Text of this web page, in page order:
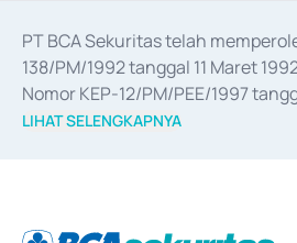
PT BCA Sekuritas telah
138/PM/1992 tanggal 11 Maret
Nomor KEP-12/PM/PEE/1997
merger, akuisisi, divestasi, dan
LIHAT SELENGKAPNYA